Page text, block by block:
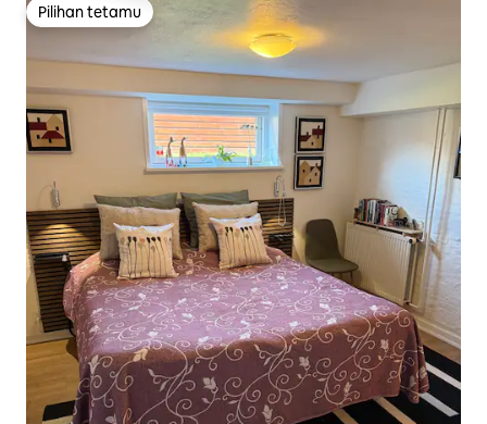
Pilihan tetamu
Pilihan tetamu